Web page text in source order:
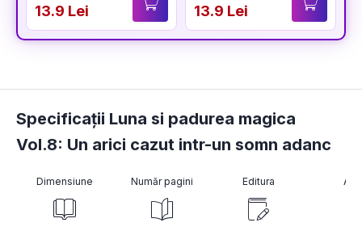
13.9 Lei 13.9 Lei
Specificații Luna si padurea magica
Vol.8: Un arici cazut intr-un somn adanc
Dimensiune Număr pagini Editura